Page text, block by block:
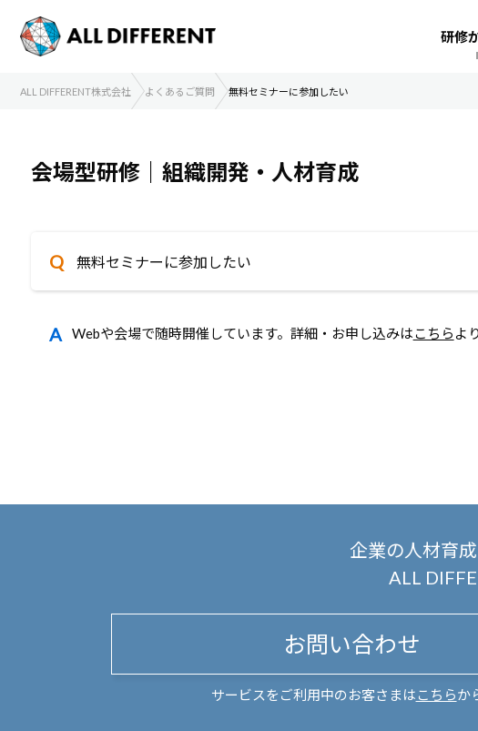
研修
ALL DIFFERENT株式会社 よくあるご質問 無料セミナーに参加したい
会場型研修｜組織開発・人材育成
無料セミナーに参加したい
Webや会場で随時開催しています。詳細・お申し込みはこちら よ
企業の人材育
ALL
お問い合わせ
サービスをご利用中のお客さまは こちらか